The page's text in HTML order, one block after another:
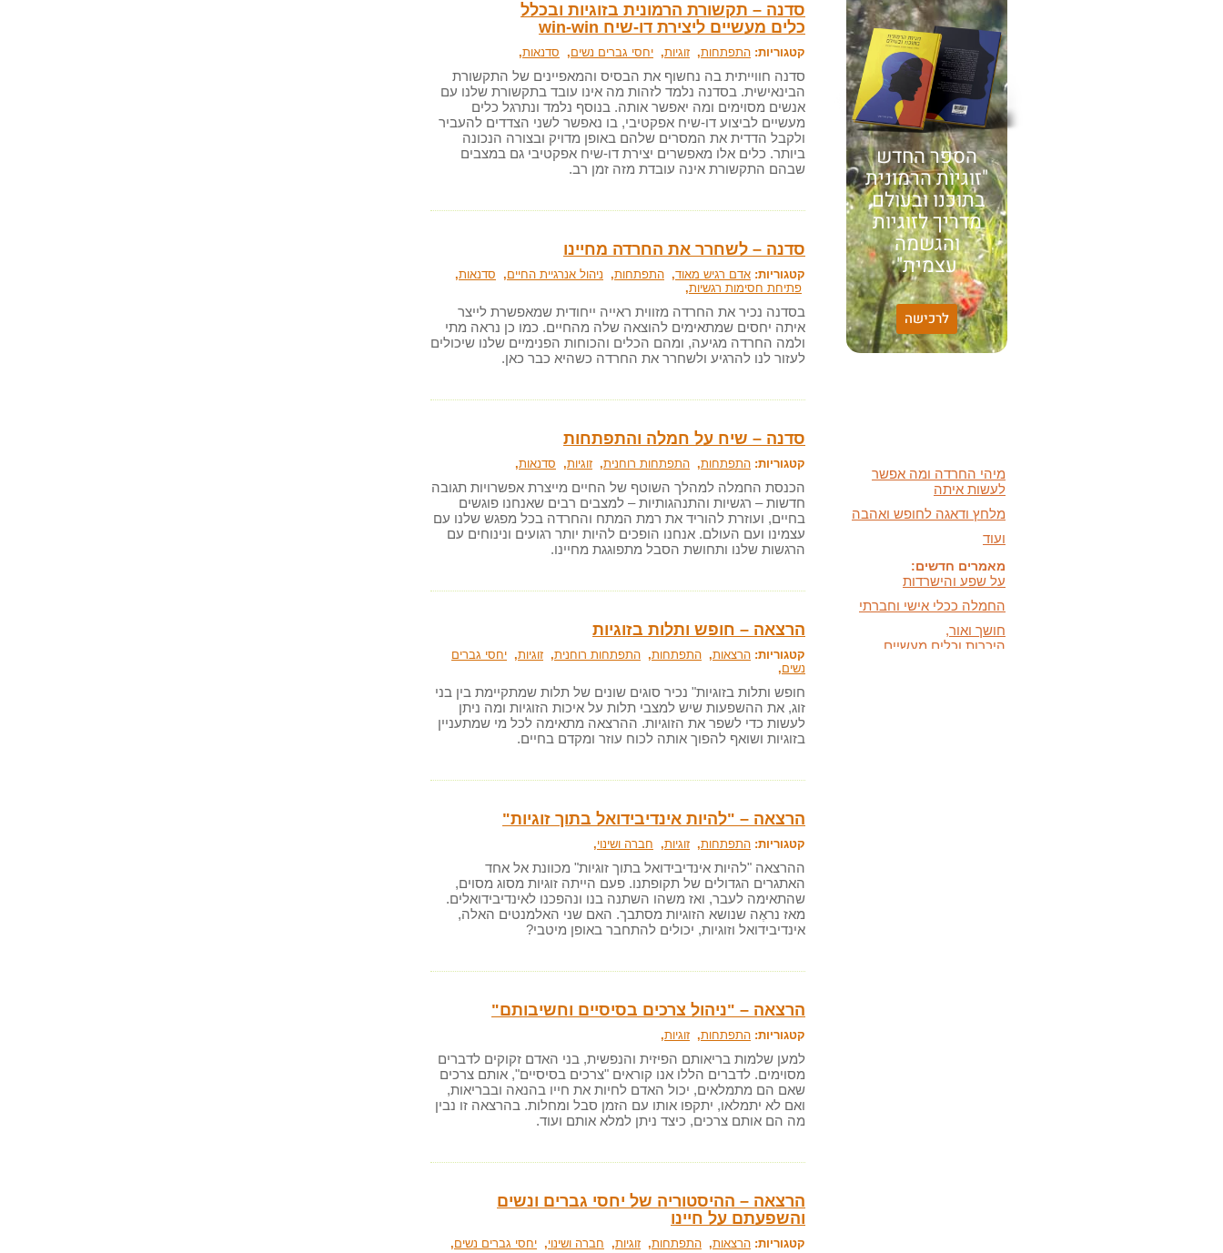
סדנה – תקשורת הרמונית בזוגיות ובכלל
כלים מעשיים ליצירת דו-שיח win-win
קטגוריות: התפתחות, זוגיות, יחסי גברים נשים, סדנאות,
סדנה חווייתית בה נחשוף את הבסיס והמאפיינים של התקשורת
הבינאישית. בסדנה נלמד לזהות מה אינו עובד בתקשורת שלנו עם
אנשים מסוימים ומה יאפשר אותה. בנוסף נלמד ונתרגל כלים
מעשיים לביצוע דו-שיח אפקטיבי, בו נאפשר לשני הצדדים להעביר
ולקבל הדדית את המסרים שלהם באופן מדויק ובצורה הנכונה
ביותר. כלים אלו מאפשרים יצירת דו-שיח אפקטיבי גם במצבים
שבהם התקשורת אינה עובדת מזה זמן רב.
סדנה – לשחרר את החרדה מחיינו
קטגוריות: אדם רגיש מאוד, התפתחות, ניהול אנרגיית החיים, סדנאות,
פתיחת חסימות רגשיות,
בסדנה נכיר את החרדה מזווית ראייה ייחודית שמאפשרת לייצר
איתה יחסים שמתאימים להוצאה שלה מהחיים. כמו כן נראה מתי
ולמה החרדה מגיעה, ומהם הכלים והכוחות הפנימיים שלנו שיכולים
לעזור לנו להרגיע ולשחרר את החרדה כשהיא כבר כאן.
סדנה – שיח על חמלה והתפתחות
קטגוריות: התפתחות, התפתחות רוחנית, זוגיות, סדנאות,
הכנסת החמלה למהלך השוטף של החיים מייצרת אפשרויות תגובה
חדשות – רגשיות והתנהגותיות – למצבים רבים שאנחנו פוגשים
בחיים, ועוזרת להוריד את רמת המתח והחרדה בכל מפגש שלנו עם
עצמינו ועם העולם. אנחנו הופכים להיות יותר רגועים ונינוחים עם
הרגשות שלנו ותחושת הסבל מתפוגגת מחיינו.
הרצאה – חופש ותלות בזוגיות
קטגוריות: הרצאות, התפתחות, התפתחות רוחנית, זוגיות, יחסי גברים
נשים,
חופש ותלות בזוגיות" נכיר סוגים שונים של תלות שמתקיימת בין בני
זוג, את ההשפעות שיש למצבי תלות על איכות הזוגיות ומה ניתן
לעשות כדי לשפר את הזוגיות. ההרצאה מתאימה לכל מי שמתעניין
בזוגיות ושואף להפוך אותה לכוח עוזר ומקדם בחיים.
הרצאה – "להיות אינדיבידואל בתוך זוגיות"
קטגוריות: התפתחות, זוגיות, חברה ושינוי,
ההרצאה "להיות אינדיבידואל בתוך זוגיות" מכוונת אל אחד
האתגרים הגדולים של תקופתנו. פעם הייתה זוגיות מסוג מסוים,
שהתאימה לעבר, ואז משהו השתנה בנו ונהפכנו לאינדיבידואלים.
מאז נראֶה שנושא הזוגיות מסתבך. האם שני האלמנטים האלה,
אינדיבידואל וזוגיות, יכולים להתחבר באופן מיטבי?
הרצאה – "ניהול צרכים בסיסיים וחשיבותם"
קטגוריות: התפתחות, זוגיות,
למען שלמות בריאותם הפיזית והנפשית, בני האדם זקוקים לדברים
מסוימים. לדברים הללו אנו קוראים "צרכים בסיסיים", אותם צרכים
שאם הם מתמלאים, יכול האדם לחיות את חייו בהנאה ובבריאות,
ואם לא יתמלאו, יתקפו אותו עם הזמן סבל ומחלות. בהרצאה זו נבין
מה הם אותם צרכים, כיצד ניתן למלא אותם ועוד.
הרצאה – ההיסטוריה של יחסי גברים ונשים
והשפעתם על חיינו
קטגוריות: הרצאות, התפתחות, זוגיות, חברה ושינוי, יחסי גברים נשים,
הספר החדש
"זוגיות הרמונית
בתוכנו ובעולם,
מדריך לזוגיות
והגשמה
עצמית"
לרכישההאמונה שלי:
שונות היא שפע של אפשרויות,
עד שנותנים לה שם וקוראים
לעשות איתה
מלחץ ודאגה לחופש ואהבה
ועוד
על שפע והישרדות
החמלה ככלי אישי וחברתי
חושך ואור,
היכרות וכלים מעשיים